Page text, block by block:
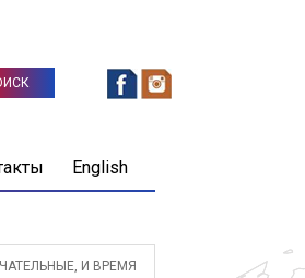
English
И ВРЕМЯ